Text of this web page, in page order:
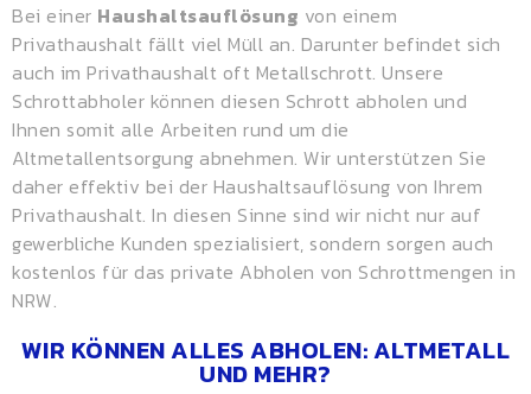
Bei einer Haushaltsauflösung von einem
Privathaushalt fällt viel Müll an. Darunter befindet sich
auch im Privathaushalt oft Metallschrott. Unsere
Schrottabholer können diesen Schrott abholen und
Ihnen somit alle Arbeiten rund um die
Altmetallentsorgung abnehmen. Wir unterstützen Sie
daher effektiv bei der Haushaltsauflösung von Ihrem
Privathaushalt. In diesen Sinne sind wir nicht nur auf
gewerbliche Kunden spezialisiert, sondern sorgen auch
kostenlos für das private Abholen von Schrottmengen in
NRW.
WIR KÖNNEN ALLES ABHOLEN: ALTMETALL
UND MEHR?